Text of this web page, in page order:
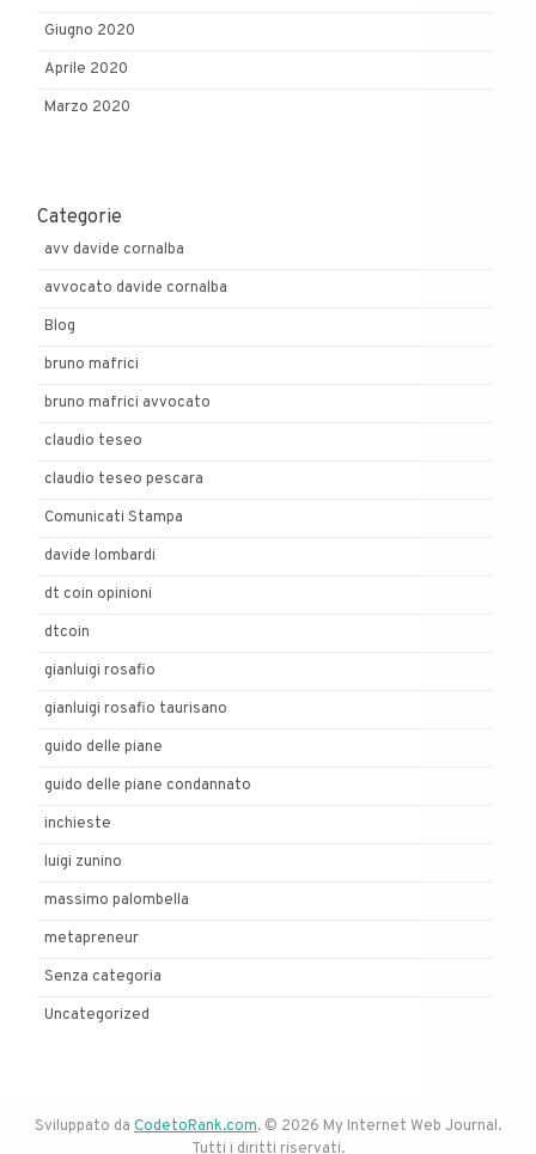
Giugno 2020
Aprile 2020
Marzo 2020
Categorie
avv davide cornalba
avvocato davide cornalba
Blog
bruno mafrici
bruno mafrici avvocato
claudio teseo
claudio teseo pescara
Comunicati Stampa
davide lombardi
dt coin opinioni
dtcoin
gianluigi rosafio
gianluigi rosafio taurisano
guido delle piane
guido delle piane condannato
inchieste
luigi zunino
massimo palombella
metapreneur
Senza categoria
Uncategorized
Sviluppato da CodetoRank.com. © 2026 My Internet Web Journal.
Tutti i diritti riservati.